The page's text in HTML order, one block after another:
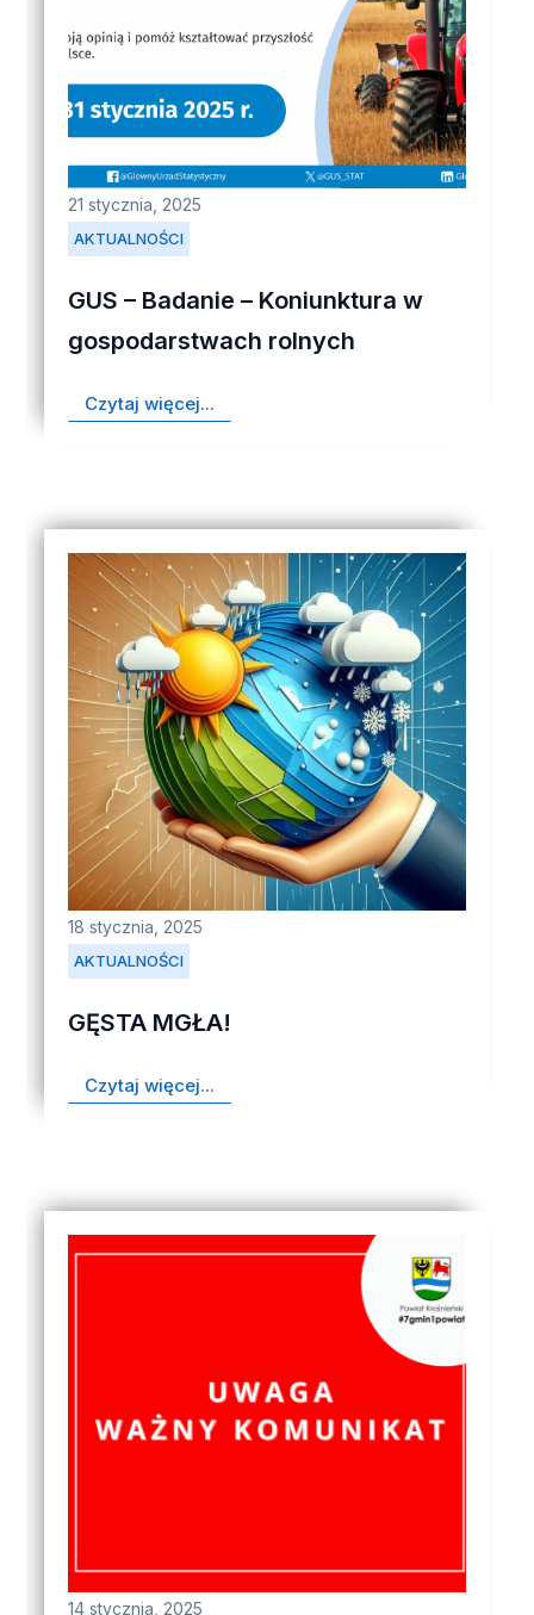
AKTUALNOŚCI
21 stycznia, 2025
GUS – Badanie – Koniunktura w
gospodarstwach rolnych
Czytaj więcej...
AKTUALNOŚCI
18 stycznia, 2025
GĘSTA MGŁA!
Czytaj więcej...
14 stycznia, 2025